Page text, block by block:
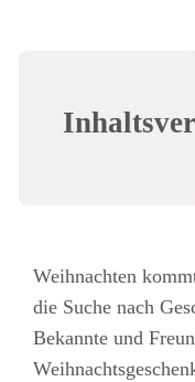
Weihnachten
die Suche nach
Bekannte und